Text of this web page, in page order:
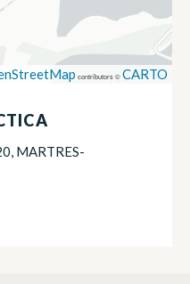
contributors ©CARTO
MARTRES-